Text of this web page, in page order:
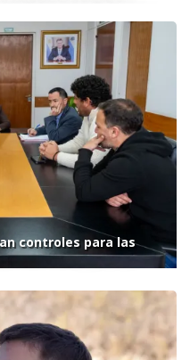
controles para las